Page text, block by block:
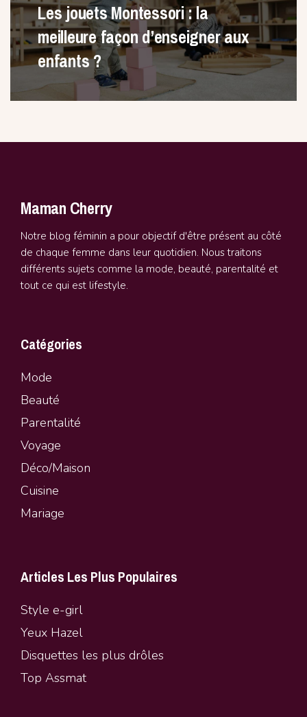
Les jouets Montessori : la
meilleure façon d’enseigner aux
enfants ?
Maman Cherry
Notre blog féminin a pour objectif d'être présent au côté
de chaque femme dans leur quotidien. Nous traitons
différents sujets comme la mode, beauté, parentalité et
tout ce qui est lifestyle.
Catégories
Mode
Beauté
Parentalité
Voyage
Déco/Maison
Cuisine
Mariage
Articles Les Plus Populaires
Style e-girl
Yeux Hazel
Disquettes les plus drôles
Top Assmat